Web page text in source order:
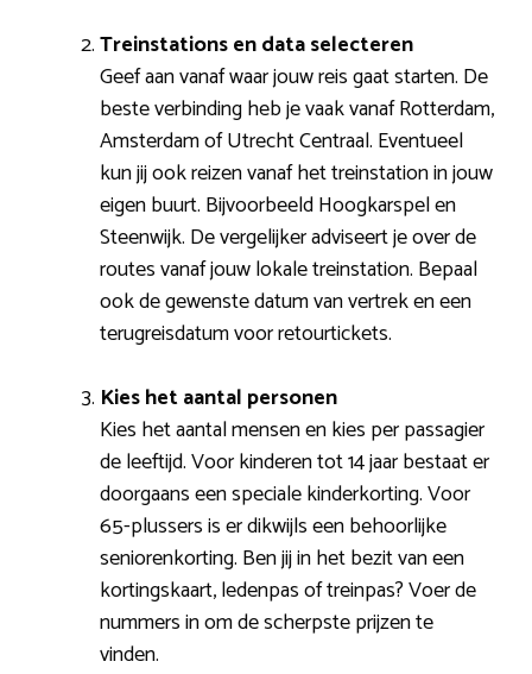
Treinstations en data selecteren
Geef aan vanaf waar jouw reis gaat starten. De
beste verbinding heb je vaak vanaf Rotterdam,
Amsterdam of Utrecht Centraal. Eventueel
kun jij ook reizen vanaf het treinstation in jouw
eigen buurt. Bijvoorbeeld Hoogkarspel en
Steenwijk. De vergelijker adviseert je over de
routes vanaf jouw lokale treinstation. Bepaal
ook de gewenste datum van vertrek en een
terugreisdatum voor retourtickets.
Kies het aantal personen
Kies het aantal mensen en kies per passagier
de leeftijd. Voor kinderen tot 14 jaar bestaat er
doorgaans een speciale kinderkorting. Voor
65-plussers is er dikwijls een behoorlijke
seniorenkorting. Ben jij in het bezit van een
kortingskaart, ledenpas of treinpas? Voer de
nummers in om de scherpste prijzen te
vinden.